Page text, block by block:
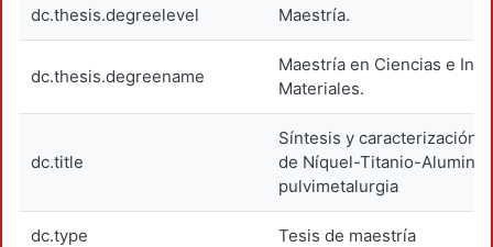
dc.thesis.degreelevel Maestría.
dc.thesis.degreename
Maestría en Ciencias e
Materiales.
dc.title
Síntesis y caracterización
de Níquel-Titanio-
pulvimetalurgia
dc.type Tesis de maestría